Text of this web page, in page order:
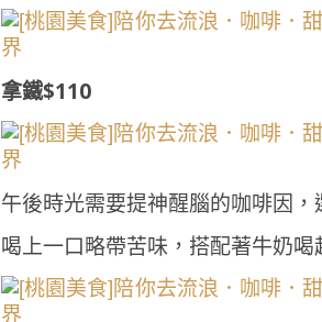
拿鐵$110
午後時光需要提神醒腦的咖啡因
喝上一口略帶苦味，搭配著牛奶